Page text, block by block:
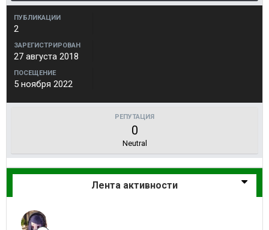
ПУБЛИКАЦИИ
2
ЗАРЕГИСТРИРОВАН
27 августа 2018
ПОСЕЩЕНИЕ
5 ноября 2022
РЕПУТАЦИЯ
0
Neutral
Лента активности